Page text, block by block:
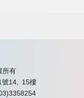
所有
號14, 15樓